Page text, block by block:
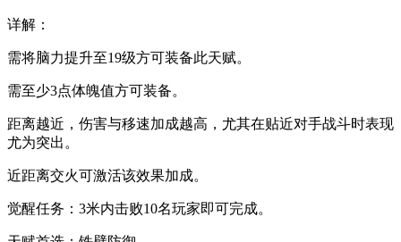
详解：
需将脑力提升至19级方可装备此天赋。
需至少3点体魄值方可装备。
距离越近，伤害与移速加成越高，尤其在贴近对手战斗时表现
尤为突出。
近距离交火可激活该效果加成。
觉醒任务：3米内击败10名玩家即可完成。